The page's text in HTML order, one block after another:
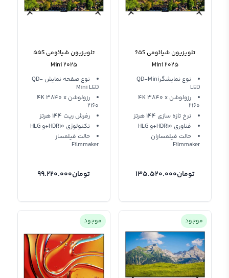
تلویزیون شیائومی 65S
Mini 2025
نوع نمایشگرQD-Mini
LED
رزولوشن 4K 3840 x
2160
نرخ تازه سازی 144 هرتز
فناوری HDR10+و HLG
حالت فیلمسازان
Filmmaker
تومان135.520.000
تلویزیون شیائومی 55S
Mini 2025
نوع صفحه نمایش QD-
Mini LED
رزولوشن 4K 3840 x
2160
رفرش ریت 144 هرتز
تکنولوژی HDR10+و HLG
حالت فیلمساز
Filmmaker
تومان99.220.000
موجود موجود